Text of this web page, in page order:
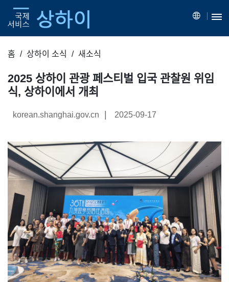
홈 상하이 소식 새소식
2025 상하이 관광 페스티벌 입국 관찰원 위임
식, 상하이에서 개최
korean.shanghai.gov.cn | 2025-09-17